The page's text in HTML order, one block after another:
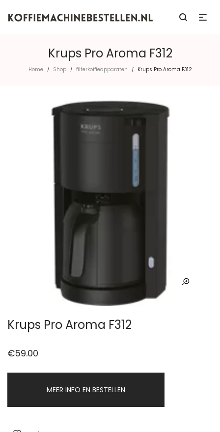
Krups Pro Aroma F312
Home / Shop / filterkoffieapparaten / Krups Pro Aroma F312
Krups Pro Aroma F312
€59.00
MEER INFO EN BESTELLEN